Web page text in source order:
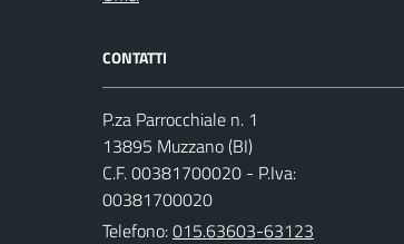
CONTATTI
P.za Parrocchiale n. 1
13895 Muzzano (BI)
C.F. 00381700020 - P.Iva:
00381700020
Telefono:015.63603-63123